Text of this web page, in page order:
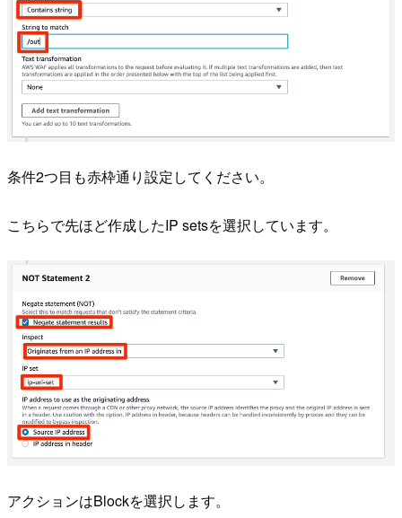
条件2つ目も赤枠通り設定してください。
こちらで先ほど作成したIP setsを選択しています。
アクションはBlockを選択します。